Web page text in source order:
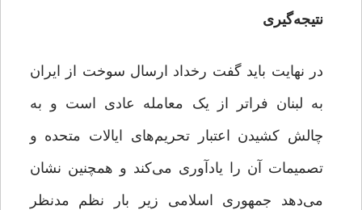
نتیجه‌گیری
در نهایت باید گفت رخداد ارسال سوخت از ایران
به لبنان فراتر از یک معامله عادی است و به
چالش کشیدن اعتبار تحریم‌های ایالات متحده و
تصمیمات آن را یادآوری می‌کند و همچنین نشان
می‌دهد جمهوری اسلامی زیر بار نظم مدنظر